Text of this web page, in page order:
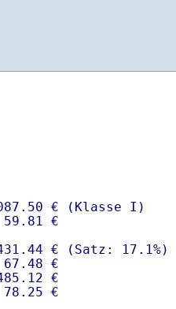
€ (Klasse I)
€
€ (Satz:
€
€
€